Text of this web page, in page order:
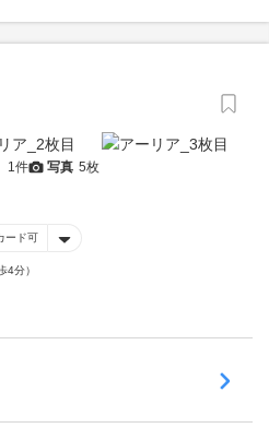
1件 写真 5枚
ード可
4分）